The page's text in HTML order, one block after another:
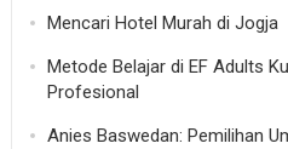
Mencari Hotel Murah di Jogja
Metode Belajar di EF Adults
Profesional
Anies Baswedan: Pemilihan